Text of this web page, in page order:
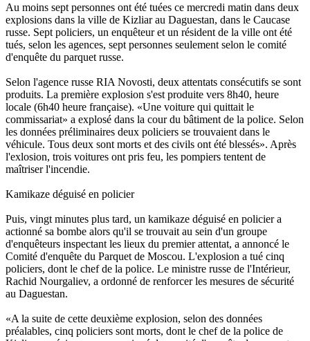
Au moins sept personnes ont été tuées ce mercredi matin dans deux
explosions dans la ville de Kizliar au Daguestan, dans le Caucase
russe. Sept policiers, un enquêteur et un résident de la ville ont été
tués, selon les agences, sept personnes seulement selon le comité
d'enquête du parquet russe.
Selon l'agence russe RIA Novosti, deux attentats consécutifs se sont
produits. La première explosion s'est produite vers 8h40, heure
locale (6h40 heure française). «Une voiture qui quittait le
commissariat» a explosé dans la cour du bâtiment de la police. Selon
les données préliminaires deux policiers se trouvaient dans le
véhicule. Tous deux sont morts et des civils ont été blessés». Après
l'exlosion, trois voitures ont pris feu, les pompiers tentent de
maîtriser l'incendie.
Kamikaze déguisé en policier
Puis, vingt minutes plus tard, un kamikaze déguisé en policier a
actionné sa bombe alors qu'il se trouvait au sein d'un groupe
d'enquêteurs inspectant les lieux du premier attentat, a annoncé le
Comité d'enquête du Parquet de Moscou. L'explosion a tué cinq
policiers, dont le chef de la police. Le ministre russe de l'Intérieur,
Rachid Nourgaliev, a ordonné de renforcer les mesures de sécurité
au Daguestan.
«A la suite de cette deuxième explosion, selon des données
préalables, cinq policiers sont morts, dont le chef de la police de